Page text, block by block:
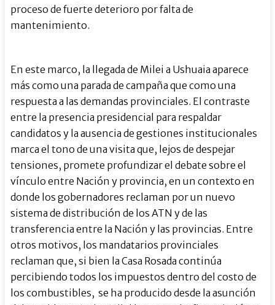
proceso de fuerte deterioro por falta de
mantenimiento.
En este marco, la llegada de Milei a Ushuaia aparece
más como una parada de campaña que como una
respuesta a las demandas provinciales. El contraste
entre la presencia presidencial para respaldar
candidatos y la ausencia de gestiones institucionales
marca el tono de una visita que, lejos de despejar
tensiones, promete profundizar el debate sobre el
vínculo entre Nación y provincia, en un contexto en
donde los gobernadores reclaman por un nuevo
sistema de distribución de los ATN y de las
transferencia entre la Nación y las provincias. Entre
otros motivos, los mandatarios provinciales
reclaman que, si bien la Casa Rosada continúa
percibiendo todos los impuestos dentro del costo de
los combustibles, se ha producido desde la asunción